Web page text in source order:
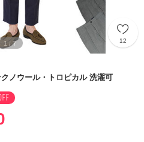
1 / 7 12
ノウール・トロピカル 洗濯可